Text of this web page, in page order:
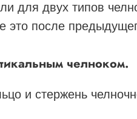
для двух типов
это после
челноком.
и стержень